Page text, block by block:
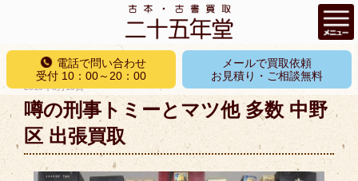
コ
テ
ン
ツ
へ
ス
電話で問い合わせ
受付 10：00～20：00
メールで買取依頼
お見積り・ご相談無料
稿
日:
2019年8月19日
噂の刑事トミーとマツ他 多数 中野
区 出張買取